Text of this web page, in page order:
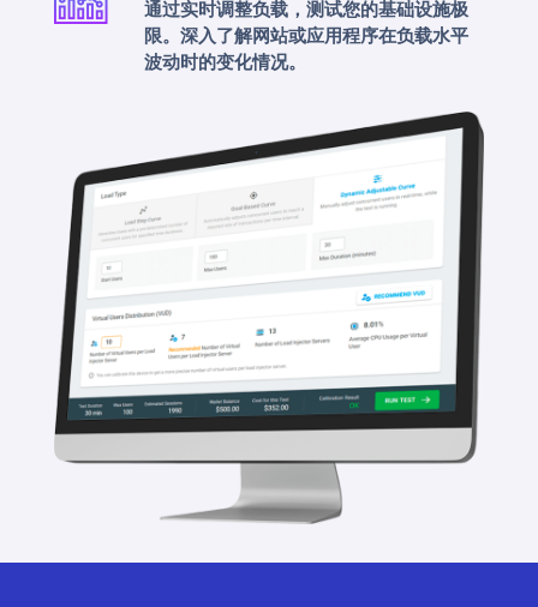
通过实时调整负载，测试您的基础设施极
限。深入了解网站或应用程序在负载水平
波动时的变化情况。